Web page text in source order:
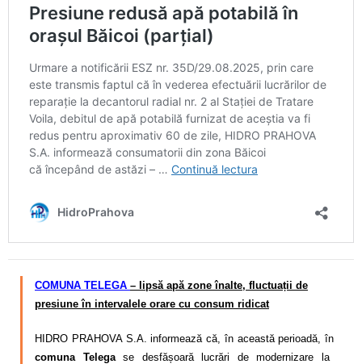
COMUNA TELEGA – lipsă apă zone înalte, fluctuații de
presiune în intervalele orare cu consum ridicat
HIDRO PRAHOVA S.A. informează că, în această perioadă, în
comuna Telegase desfășoară lucrări de modernizare la